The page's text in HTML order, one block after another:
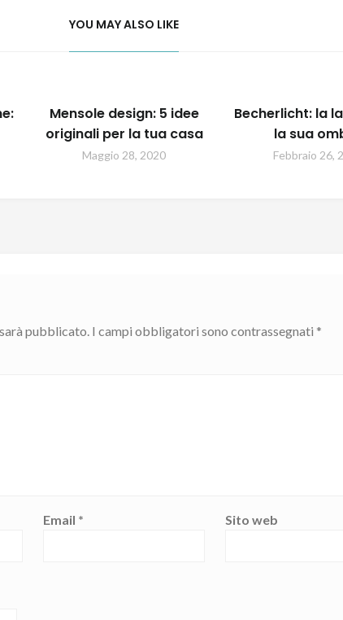
YOU MAY ALSO LIKE
Mensole design: 5 idee
originali per la tua casa
Maggio 28, 2020
Becherlicht: la
la sua
Febbraio 26,
pubblicato. I campi obbligatori sono contrassegnati *
Email * Sito web